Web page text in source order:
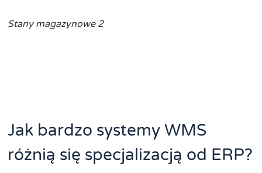
Stany magazynowe 2
Jak bardzo systemy WMS
różnią się specjalizacją od ERP?